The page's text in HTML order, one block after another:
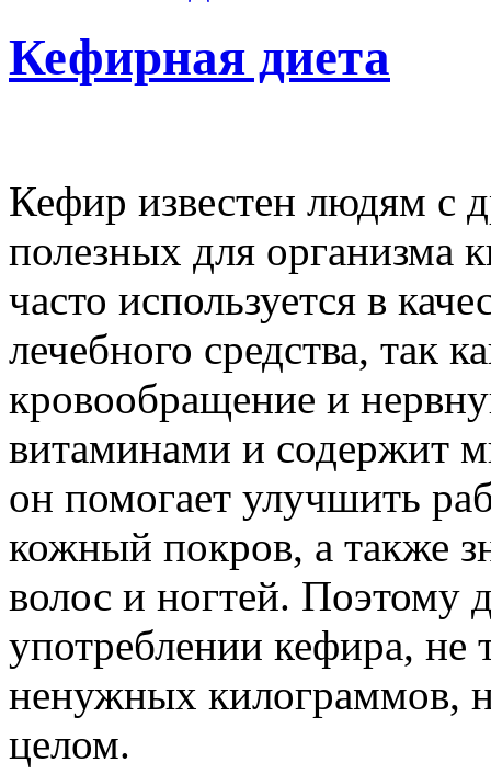
Кефирная диета
Кефир известен людям с
полезных для организма
часто используется в
лечебного средства, так
кровообращение и
витаминами и содержит
он помогает улучшить
кожный покров, а также
волос и ногтей. Поэтому
употреблении кефира, не
ненужных килограммов,
целом.